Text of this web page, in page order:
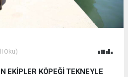
Oku)
EKİPLER KÖPEĞİ TEKNEYLE